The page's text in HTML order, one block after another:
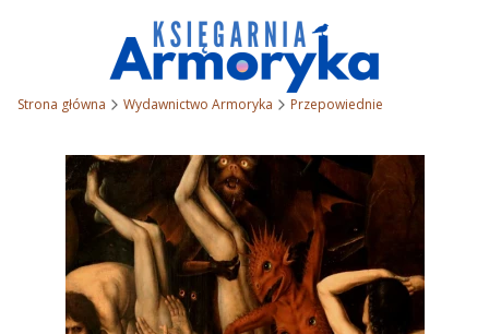
Strona główna Wydawnictwo Armoryka Przepowiednie